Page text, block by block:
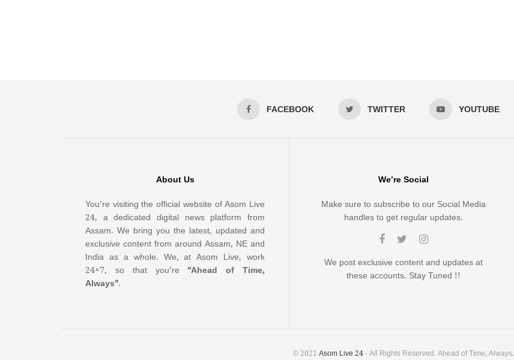
FACEBOOK TWITTER YOUTUBE
About Us
You’re visiting the official website of Asom Live
24, a dedicated digital news platform from
Assam. We bring you the latest, updated and
exclusive content from around Assam, NE and
India as a whole. We, at Asom Live, work
24×7, so that you’re“Ahead of Time,
Always”.
We’re Social
Make sure to subscribe to our Social Media
handles to get regular updates.
We post exclusive content and updates at
these accounts. Stay Tuned !!
© 2021 Asom Live 24- All Rights Reserved. Ahead of Time, Always.